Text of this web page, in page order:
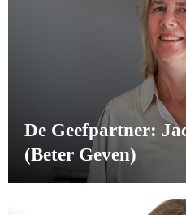
De Geefpartner:
(Beter Geven)